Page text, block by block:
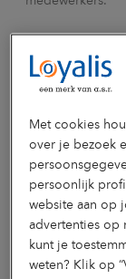
Onze
Onze mensen
luisterend oor,
het informeren
gidsen.
Met cookies
over je bezoek
persoonlijk
website aan op
advertenties op
kunt je
weten? Klik op